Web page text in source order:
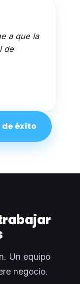
a que la
de
de éxito
Un equipo
negocio.